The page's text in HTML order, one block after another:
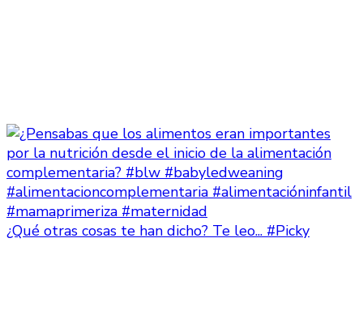
¿Qué otras cosas te han dicho? Te leo... #Picky